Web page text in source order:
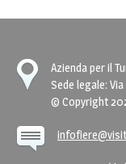
Azienda per il
Sede legale:
© Copyright